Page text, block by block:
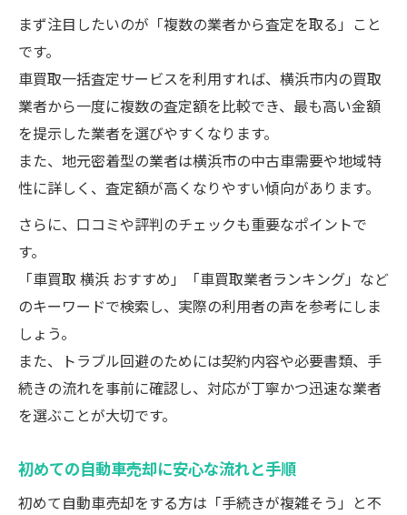
車買取横浜おすすめの相場リサーチ方法
口コミから学ぶ自動車売却の注意点
自動車買取の評判悪い業者に注意しよう
口コミで広がる自動車買取体験談の活用
車を売るならどこがいい口コミ情報比較
自動車売却トラブルを防ぐための心得
自動車買取で実際にあった注意すべき点
自動車買取一括査定のメリットと流れ
高額自動車売却を叶える一括査定活用術
自動車売却に便利な一括査定サービスの選
び方
まず注目したいのが「複数の業者から査定を取る」こと
です。
車買取一括査定サービスを利用すれば、横浜市内の買取
業者から一度に複数の査定額を比較でき、最も高い金額
を提示した業者を選びやすくなります。
また、地元密着型の業者は横浜市の中古車需要や地域特
性に詳しく、査定額が高くなりやすい傾向があります。
さらに、口コミや評判のチェックも重要なポイントで
す。
「車買取 横浜 おすすめ」「車買取業者ランキング」など
のキーワードで検索し、実際の利用者の声を参考にしま
しょう。
また、トラブル回避のためには契約内容や必要書類、手
続きの流れを事前に確認し、対応が丁寧かつ迅速な業者
を選ぶことが大切です。
初めての自動車売却に安心な流れと手順
初めて自動車売却をする方は「手続きが複雑そう」と不